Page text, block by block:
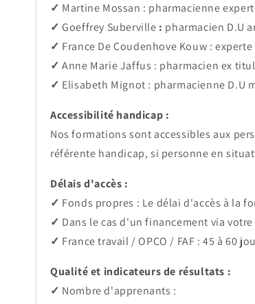
✓ Martine Mossan : pharmacienne
✓Goeffrey Suberville : pharmacien D.U
✓ France De Coudenhove Kouw :
✓Anne Marie Jaffus : pharmacien ex
✓ Elisabeth Mignot : pharmacienne D.U
Accessibilité handicap :
Nos formations sont accessibles aux
référente handicap, si personne en
Délais d'accès :
✓ Fonds propres : Le délai d'accès à la
✓ Dans le cas d'un financement via
✓ France travail / OPCO / FAF : 45 à 60
Qualité et indicateurs de résultats :
✓ Nombre d'apprenants :